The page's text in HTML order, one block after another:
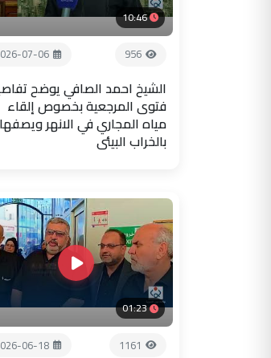
10:46
956
07-06
الشيخ احمد الصافي يوضح
فتوى المرجعية بخصوص إلقاء
مياه المجاري في الانهر ويصفها
بالخراب البيئي
01:23
1161
06-18